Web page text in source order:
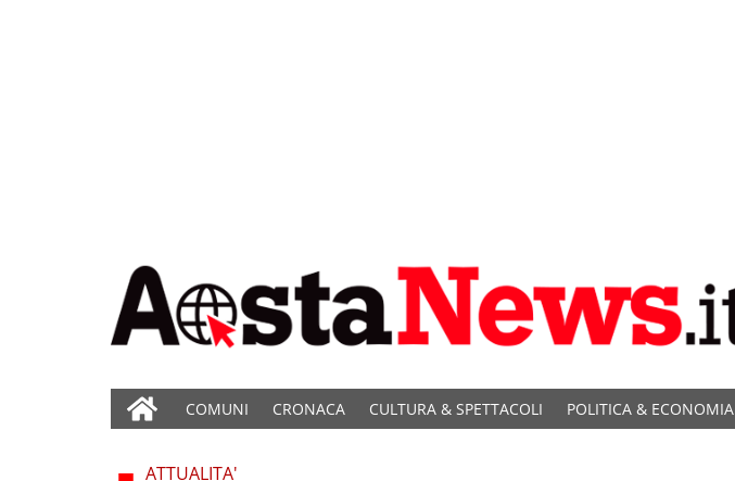
COMUNI CRONACA CULTURA & SPETTACOLI POLITICA & ECONOMIA
ATTUALITA'